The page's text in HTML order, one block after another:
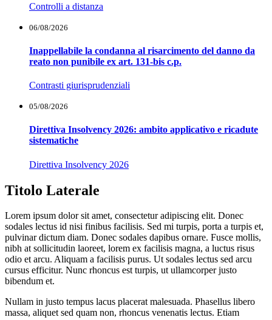
Controlli a distanza
06/08/2026
Inappellabile la condanna al risarcimento del danno da
reato non punibile ex art. 131-bis c.p.
Contrasti giurisprudenziali
05/08/2026
Direttiva Insolvency 2026: ambito applicativo e ricadute
sistematiche
Direttiva Insolvency 2026
Titolo Laterale
Lorem ipsum dolor sit amet, consectetur adipiscing elit. Donec
sodales lectus id nisi finibus facilisis. Sed mi turpis, porta a turpis et,
pulvinar dictum diam. Donec sodales dapibus ornare. Fusce mollis,
nibh at sollicitudin laoreet, lorem ex facilisis magna, a luctus risus
odio et arcu. Aliquam a facilisis purus. Ut sodales lectus sed arcu
cursus efficitur. Nunc rhoncus est turpis, ut ullamcorper justo
bibendum et.
Nullam in justo tempus lacus placerat malesuada. Phasellus libero
massa, aliquet sed quam non, rhoncus venenatis lectus. Etiam